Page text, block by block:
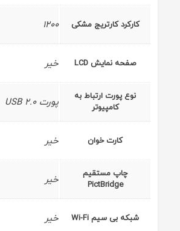
کارکرد کارتریج مشکی 1200
صفحه نمایش LCD خیر
نوع پورت ارتباط به
کامپیوتر
پورت USB 2.0
کارت خوان خیر
چاپ مستقیم
PictBridge
خیر
شبکه بی سیم Wi-Fi خیر